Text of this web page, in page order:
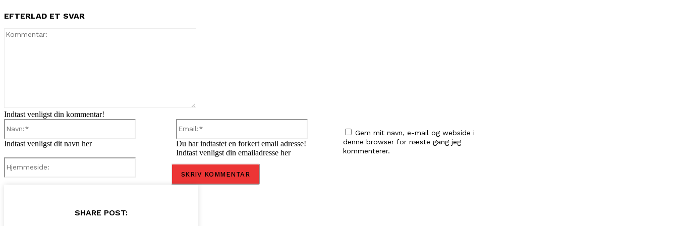
EFTERLAD ET SVAR
Indtast venligst din kommentar!
Indtast venligst dit navn her
Email:*
Du har indtastet en forkert email adresse!
Indtast venligst din emailadresse her
Gem mit navn, e-mail og webside i
denne browser for næste gang jeg
kommenterer.
SHARE POST: